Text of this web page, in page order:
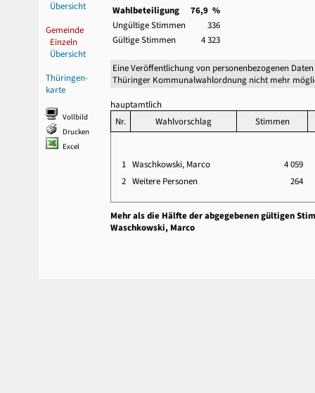
Übersicht
Gemeinde
Einzeln
Übersicht
Thüringen-
karte
Vollbild
Drucken
Excel
Wahlbeteiligung
76,9 %
Ungültige Stimmen
336
Gültige Stimmen
4 323
Eine Veröffentlichung von personenbezogenen
Thüringer Kommunalwahlordnung nicht mehr
hauptamtlich
Nr.
Wahlvorschlag Stimmen
1 Waschkowski, Marco
4 059
2 Weitere Personen 264
Mehr als die Hälfte der abgegebenen gültigen
Waschkowski, Marco